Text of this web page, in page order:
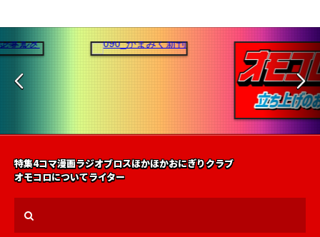
特集4コマ漫画ラジオブロスほかほかおにぎりクラブ
オモコロについてライター